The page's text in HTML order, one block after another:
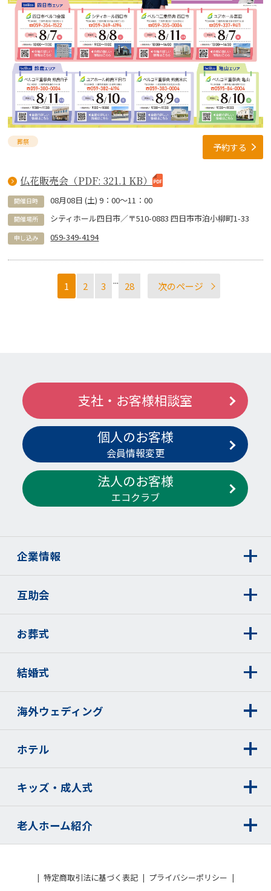
葬祭 予約する
仏花販売会（PDF: 321.1 KB）
開催日時 08月08日 (土) 9：00～11：00
開催場所 シティホール四日市／〒510-0883 四日市市泊小柳町1-33
申し込み 059-349-4194
1 2 3 ... 28 次のページ
支社・お客様相談室
個人のお客様
会員情報変更
法人のお客様
エコクラブ
企業情報
互助会
お葬式
結婚式
海外ウェディング
ホテル
キッズ・成人式
老人ホーム紹介
特定商取引法に基づく表記
プライバシーポリシー